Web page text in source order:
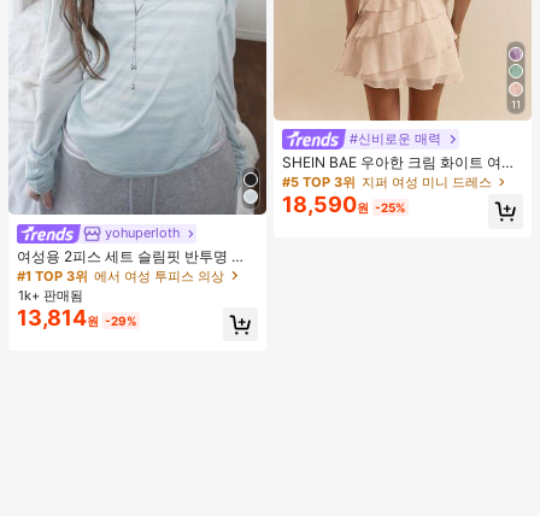
yohuperloth
여성용 2피스 세트 슬림핏 반투명 스
파게티 스트랩 스트라이프 캐미솔 탑
우아한
#1 TOP 3위 에서 여성 투피스 의상
거의 매진!
#1 TOP 3위 에서 여성 투피스 의상
거의 매진!
#1 TOP 3위 에서 여성 투피스 의상
거의 매진!
#1 TOP 3위 에서 여성 투피스 의상
1k+ 판매됨
13,814원 -29%
11
#신비로운 매력
SHEIN BAE 우아한 크림 화이트 여름
레이어드 연꽃잎 케이크 미니 드레스,
솔리드 컬러 살구색 휴가 해변 휴가 생
일 파티 밤 외출 칵테일 의류
#5 TOP 3위 지퍼 여성 미니 드레스
18,590원 -25%